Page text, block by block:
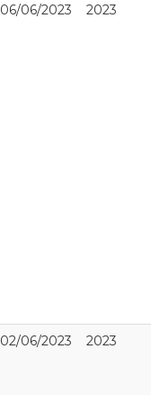
06/06/2023 2023
02/06/2023 2023